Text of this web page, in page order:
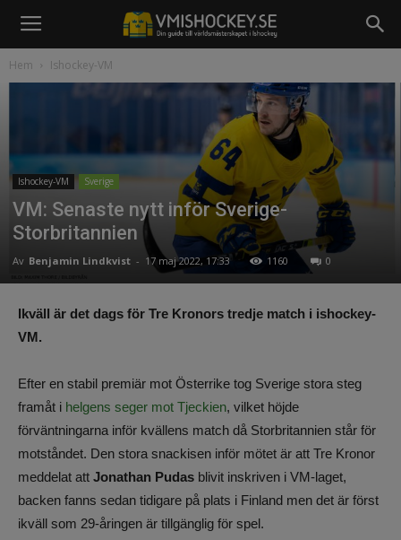
Hem Ishockey-VM
Ishockey-VM Sverige
VM: Senaste nytt inför Sverige-
Storbritannien
Av Benjamin Lindkvist - 17 maj 2022, 17:33 1160 0
Ikväll är det dags för Tre Kronors tredje match i ishockey-
VM.
Efter en stabil premiär mot Österrike tog Sverige stora steg
framåt i helgens seger mot Tjeckien, vilket höjde
förväntningarna inför kvällens match då Storbritannien står för
motståndet. Den stora snackisen inför mötet är att Tre Kronor
meddelat att Jonathan Pudas blivit inskriven i VM-laget,
backen fanns sedan tidigare på plats i Finland men det är först
ikväll som 29-åringen är tillgänglig för spel.